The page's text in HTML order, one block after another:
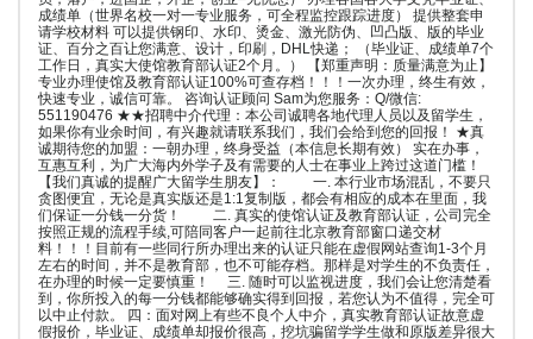
成绩单（世界名校一对一专业服务，可全程监控跟踪进度） 提供整套申
请学校材料 可以提供钢印、水印、烫金、激光防伪、凹凸版、版的毕业
证、百分之百让您满意、设计，印刷，DHL快递； （毕业证、成绩单7个
工作日，真实大使馆教育部认证2个月。） 【郑重声明：质量满意为止】
专业办理使馆及教育部认证100%可查存档！！！一次办理，终生有效，
快速专业，诚信可靠。 咨询认证顾问 Sam为您服务：Q/微信:
551190476 ★★招聘中介代理：本公司诚聘各地代理人员以及留学生，
如果你有业余时间，有兴趣就请联系我们，我们会给到您的回报！ ★真
诚期待您的加盟：一朝办理，终身受益（本信息长期有效） 实在办事，
互惠互利，为广大海内外学子及有需要的人士在事业上跨过这道门槛！
【我们真诚的提醒广大留学生朋友】： 一. 本行业市场混乱，不要只
贪图便宜，无论是真实版还是1:1复制版，都会有相应的成本在里面，我
们保证一分钱一分货！ 二. 真实的使馆认证及教育部认证，公司完全
按照正规的流程手续,可陪同客户一起前往北京教育部窗口递交材
料！！！目前有一些同行所办理出来的认证只能在虚假网站查询1-3个月
左右的时间，并不是教育部，也不可能存档。那样是对学生的不负责任，
在办理的时候一定要慎重！ 三. 随时可以监视进度，我们会让您清楚看
到，你所投入的每一分钱都能够确实得到回报，若您认为不值得，完全可
以中止付款。 四：面对网上有些不良个人中介，真实教育部认证故意虚
假报价，毕业证、成绩单却报价很高，挖坑骗留学学生做和原版差异很大